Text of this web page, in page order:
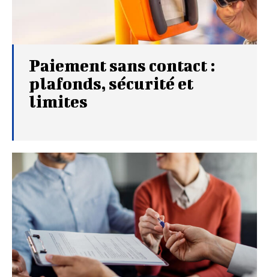
Paiement sans contact :
plafonds, sécurité et
limites